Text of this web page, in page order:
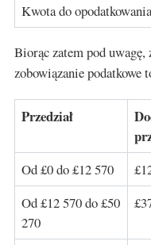
Kwota do opodatkowania
Biorąc zatem pod
zobowiązanie podatkowe
Przedział
Od £0 do £12 570
Od £12 570 do £50
270